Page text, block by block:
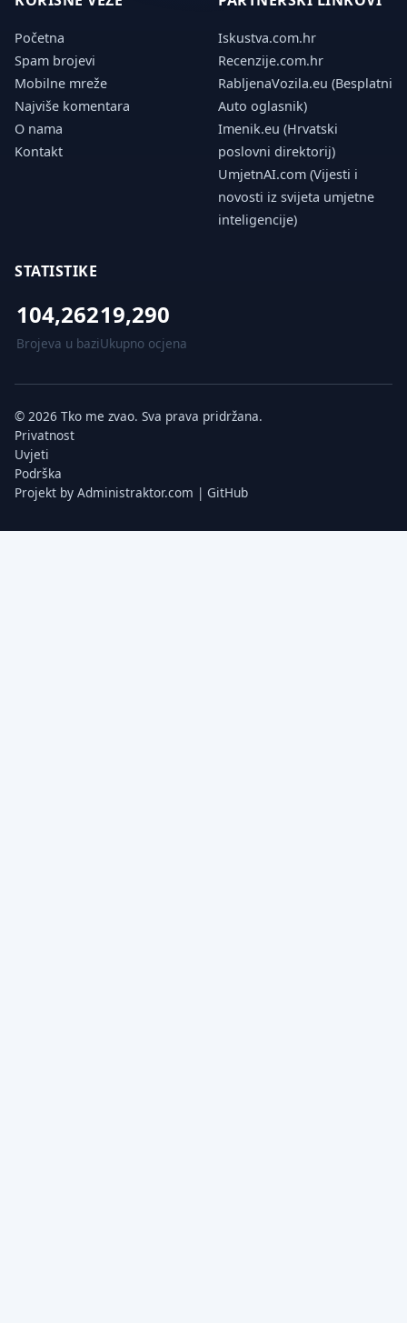
Početna
Spam brojevi
Mobilne mreže
Najviše komentara
O nama
Kontakt
Iskustva.com.hr
Recenzije.com.hr
RabljenaVozila.eu (Besplatni
Auto oglasnik)
Imenik.eu (Hrvatski
poslovni direktorij)
UmjetnAI.com (Vijesti i
novosti iz svijeta umjetne
inteligencije)
STATISTIKE
104,262
Brojeva u bazi
19,290
Ukupno ocjena
© 2026 Tko me zvao. Sva prava pridržana.
Privatnost
Uvjeti
Podrška
Projekt by Administraktor.com | GitHub